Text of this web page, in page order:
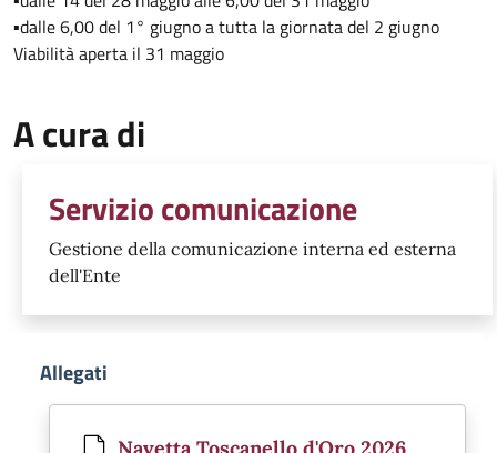
▪️dalle 6,00 del 1° giugno a tutta la giornata del 2 giugno
Viabilità aperta il 31 maggio
A cura di
Servizio comunicazione
Gestione della comunicazione interna ed esterna
dell'Ente
Allegati
Navetta Toscanello d'Oro 2026